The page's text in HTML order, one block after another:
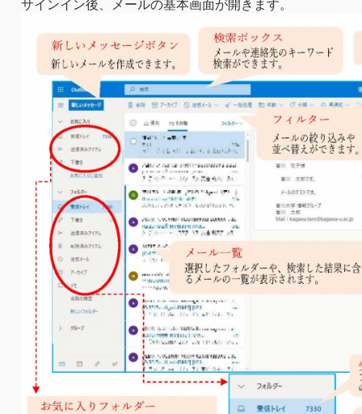
サインイン後、メールの基本画面が開きます。